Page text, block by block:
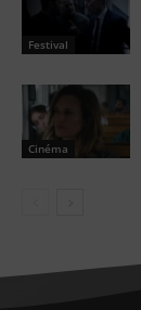
Festival
Cinéma